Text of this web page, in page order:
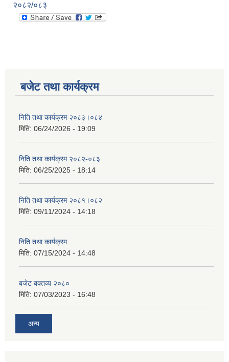
२०८२/०८३
बजेट तथा कार्यक्रम
निति तथा कार्यक्रम २०८३।०८४
मिति: 06/24/2026 - 19:09
निति तथा कार्यक्रम २०८२-०८३
मिति: 06/25/2025 - 18:14
निति तथा कार्यक्रम २०८१।०८२
मिति: 09/11/2024 - 14:18
निति तथा कार्यक्रम
मिति: 07/15/2024 - 14:48
बजेट बक्तव्य २०८०
मिति: 07/03/2023 - 16:48
अन्य